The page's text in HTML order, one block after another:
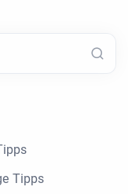
Tipps